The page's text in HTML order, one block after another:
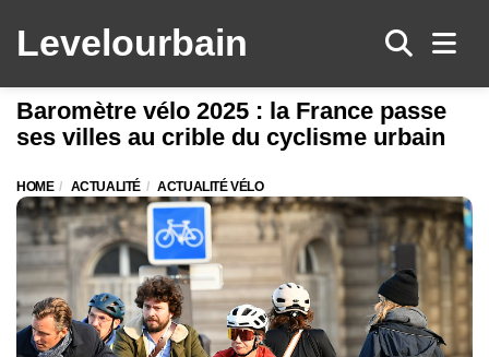
Levelourbain
Baromètre vélo 2025 : la France passe
ses villes au crible du cyclisme urbain
HOME ACTUALITÉ ACTUALITÉ VÉLO